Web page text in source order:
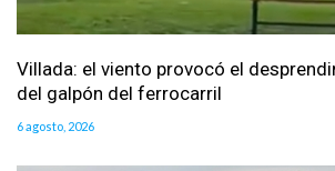
Villada: el viento provocó el
del galpón del ferrocarril
6 agosto, 2026